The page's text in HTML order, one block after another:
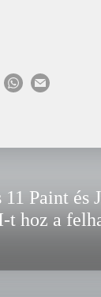
Paint és
t hoz a